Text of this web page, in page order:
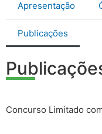
Apresentação
Publicações
Concurso Limitado